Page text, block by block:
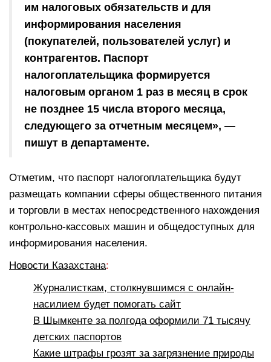
им налоговых обязательств и для
информирования населения
(покупателей, пользователей услуг) и
контрагентов. Паспорт
налогоплательщика формируется
налоговым органом 1 раз в месяц в срок
не позднее 15 числа второго месяца,
следующего за отчетным месяцем», —
пишут в департаменте.
Отметим, что паспорт налогоплательщика будут
размещать компании сферы общественного питания
и торговли в местах непосредственного нахождения
контрольно-кассовых машин и общедоступных для
информирования населения.
Новости Казахстана:
Журналисткам, столкнувшимся с онлайн-
насилием будет помогать сайт
В Шымкенте за полгода оформили 71 тысячу
детских паспортов
Какие штрафы грозят за загрязнение природы